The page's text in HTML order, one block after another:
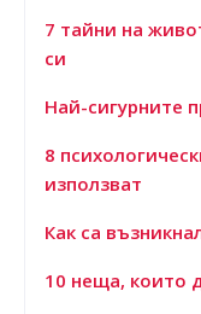
7 тайни на
си
Най-сигурните
8
използват
Как са
10 неща, които